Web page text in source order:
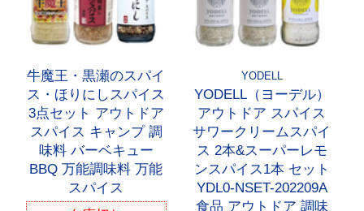
牛魔王・黒瀬のスパイ
ス・ほりにしスパイス
3点セット アウトドア
スパイス キャンプ 調
味料 バーベキュー
BBQ 万能調味料 万能
スパイス
YODELL
YODELL（ヨーデル）
アウトドア スパイス
サワークリームスパイ
ス 2本&スーパーレモ
ンスパイス1本 セット
YDL0-NSET-202209A
食品 アウトドア 調味